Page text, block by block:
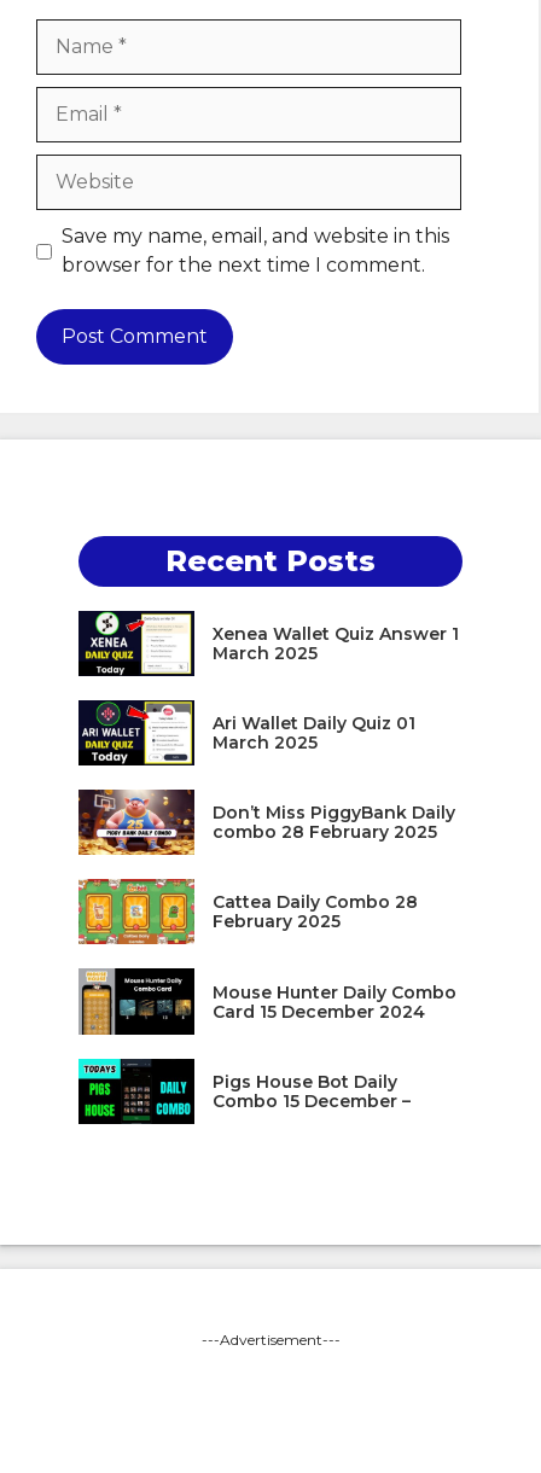
Website
Save my name, email, and website in this
browser for the next time I comment.
Recent Posts
Xenea Wallet Quiz Answer 1
March 2025
Ari Wallet Daily Quiz 01
March 2025
Don’t Miss PiggyBank Daily
combo 28 February 2025
Cattea Daily Combo 28
February 2025
Mouse Hunter Daily Combo
Card 15 December 2024
Pigs House Bot Daily
Combo 15 December –
---Advertisement---